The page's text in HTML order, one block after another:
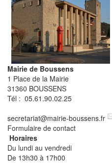
Mairie de Boussens
1 Place de la Mairie
31360 BOUSSENS
Tél : 05.61.90.02.25
secretariat@mairie-boussens.fr
Formulaire de contact
Horaires
Du lundi au vendredi
De 13h30 à 17h00